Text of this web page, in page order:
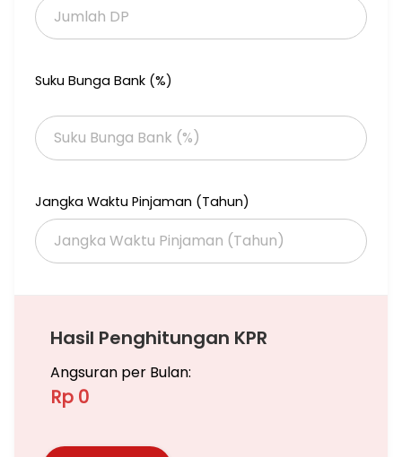
Suku Bunga Bank (%)
Jangka Waktu Pinjaman (Tahun)
Hasil Penghitungan KPR
Angsuran per Bulan:
Rp 0